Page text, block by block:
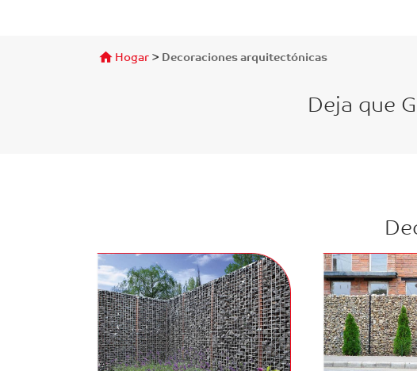
Hogar> Decoraciones arquitectónicas
Deja que